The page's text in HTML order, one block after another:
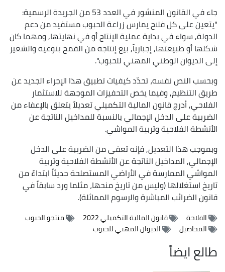
جاء في القانون المنشور في العدد 53 من الجريدة الرسمية:
"يتعين على كل فلاح يمارس زراعة الحبوب مستفيد من دعم
الدولة, سواء في بداية عملية الإنتاج أو في نهايتها, ومهما كان
شكلها أو طبيعتها, إجبارياً, بيع إنتاجه من القمح بنوعيه والشعير
إلى الديوان الوطني المهني للحبوب".
وبحسب النص نفسه، تحدّد كيفيات تطبيق هذا الإجراء الجديد عن
طريق التنظيم, وفيما يخص التحفيزات الموجهة للاستثمار
الفلاحي, أدرج قانون المالية التكميلي تعديلاً يتعلق بالإعفاء من
الضريبة على الدخل الإجمالي بالنسبة للمداخيل الناتجة عن
الأنشطة الفلاحية وتربية المواشي.
وبموجب هذا التعديل, فإنه تعفى من الضريبة على الدخل
الإجمالي, المداخيل الناتجة عن الأنشطة الفلاحية وتربية
المواشي الممارسة في الأراضي المستصلحة حديثاً ابتداءً من
تاريخ استغلالها (وليس من تاريخ منحها، مثلما ورد سابقاً في
قانون الضرائب المباشرة والرسوم المماثلة).
الفلاحة قانون المالية التكميلي 2022
منتجو الحبوب
المحاصيل
الديوان المهني للحبوب
طالع ايضاً